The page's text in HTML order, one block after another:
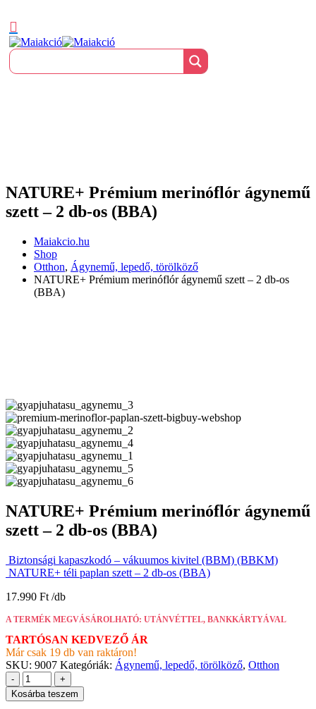
NATURE+ Prémium merinóflór ágynemű
szett – 2 db-os (BBA)
Maiakcio.hu
Shop
Otthon, Ágynemű, lepedő, törölköző
NATURE+ Prémium merinóflór ágynemű szett – 2 db-os
(BBA)
NATURE+ Prémium merinóflór ágynemű
szett – 2 db-os (BBA)
Biztonsági kapaszkodó – vákuumos kivitel (BBM) (BBKM)
NATURE+ téli paplan szett – 2 db-os (BBA)
17.990 Ft
A TERMÉK MEGVÁSÁROLHATÓ: UTÁNVÉTTEL, BANKKÁRTYÁVAL
TARTÓSAN KEDVEZŐ ÁR
Már csak 19 db van raktáron!
SKU: 9007 Kategóriák: Ágynemű, lepedő, törölköző, Otthon
-
+
Kosárba teszem